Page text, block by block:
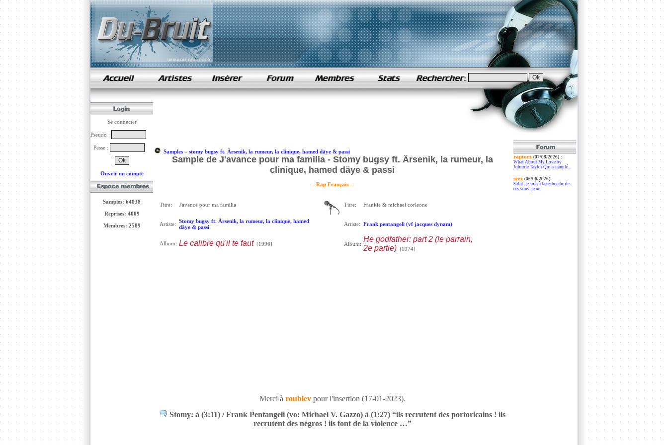
samples de rap
Se connecter
Pseudo :
Passe :
Ouvrir un compte
Samples: 64838
Reprises: 4009
Membres: 2589
Samples» stomy bugsy ft. Ärsenik, la rumeur, la clinique, hamed däye & passi
Sample de J'avance pour ma familia - Stomy bugsy ft. Ärsenik, la rumeur, la
clinique, hamed däye & passi
- Rap Français -
Titre: J'avance pour ma familia
Artiste: Stomy bugsy ft. Ärsenik, la rumeur, la clinique, hamed
däye & passi
Album: Le calibre qu'il te faut[1996]
Titre: Frankie & michael corleone
Artiste: Frank pentangeli (vf jacques dynam)
Album:
He godfather: part 2 (le parrain,
2e partie)[1974]
Merci à roublevpour l'insertion (17-01-2023).
Stomy: à (3:11) / Frank Pentangeli (vo: Michael V. Gazzo) à (1:27) “ils recrutent des portoricains ! ils
recrutent des négros ! ils font de la violence …”
raptorz (07/08/2026):
What About My Love by
Johnnie Taylor Qui a samplé...
scez (06/06/2026):
Salut, je suis à la recherche de
ces sons, je ne...